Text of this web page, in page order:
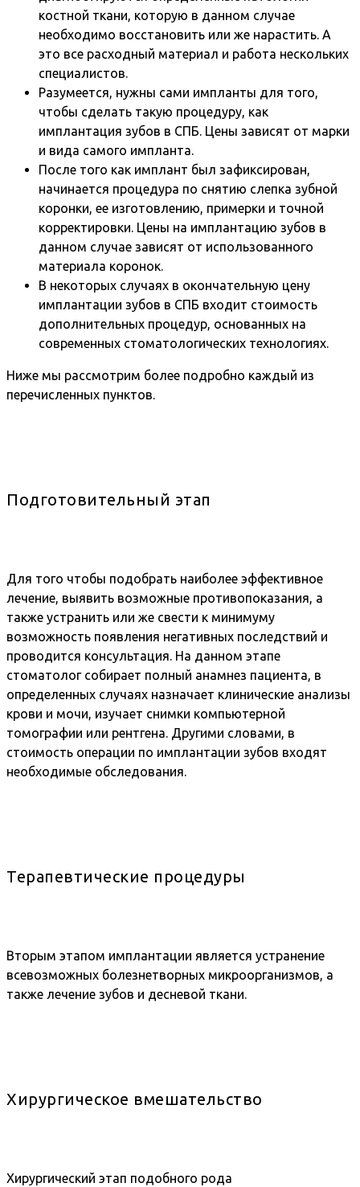
костной ткани, которую в данном случае
необходимо восстановить или же нарастить. А
это все расходный материал и работа нескольких
специалистов.
Разумеется, нужны сами импланты для того,
чтобы сделать такую процедуру, как
имплантация зубов в СПБ. Цены зависят от марки
и вида самого импланта.
После того как имплант был зафиксирован,
начинается процедура по снятию слепка зубной
коронки, ее изготовлению, примерки и точной
корректировки. Цены на имплантацию зубов в
данном случае зависят от использованного
материала коронок.
В некоторых случаях в окончательную цену
имплантации зубов в СПБ входит стоимость
дополнительных процедур, основанных на
современных стоматологических технологиях.
Ниже мы рассмотрим более подробно каждый из
перечисленных пунктов.
Подготовительный этап
Для того чтобы подобрать наиболее эффективное
лечение, выявить возможные противопоказания, а
также устранить или же свести к минимуму
возможность появления негативных последствий и
проводится консультация. На данном этапе
стоматолог собирает полный анамнез пациента, в
определенных случаях назначает клинические анализы
крови и мочи, изучает снимки компьютерной
томографии или рентгена. Другими словами, в
стоимость операции по имплантации зубов входят
необходимые обследования.
Терапевтические процедуры
Вторым этапом имплантации является устранение
всевозможных болезнетворных микроорганизмов, а
также лечение зубов и десневой ткани.
Хирургическое вмешательство
Хирургический этап подобного рода